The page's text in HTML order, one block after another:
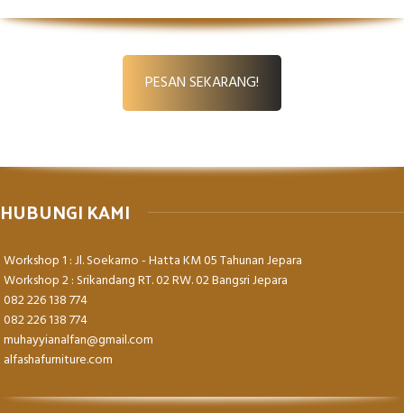
PESAN SEKARANG!
HUBUNGI KAMI
Workshop 1 : Jl. Soekarno - Hatta KM 05 Tahunan Jepara
Workshop 2 : Srikandang RT. 02 RW. 02 Bangsri Jepara
082 226 138 774
082 226 138 774
muhayyianalfan@gmail.com
alfashafurniture.com